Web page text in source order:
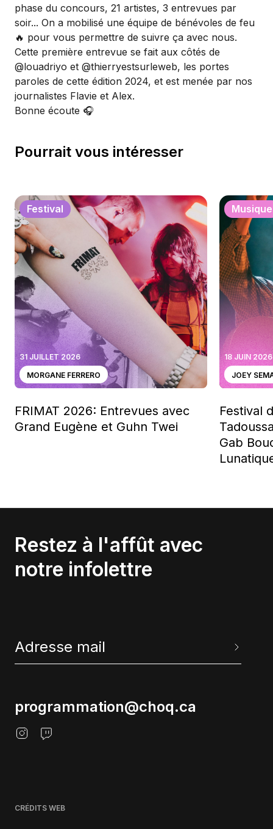
phase du concours, 21 artistes, 3 entrevues par
soir... On a mobilisé une équipe de bénévoles de feu
🔥 pour vous permettre de suivre ça avec nous.
Cette première entrevue se fait aux côtés de
@louadriyo et @thierryestsurleweb, les portes
paroles de cette édition 2024, et est menée par nos
journalistes Flavie et Alex.
Bonne écoute 🎧
Pourrait vous intéresser
Festival
31 JUILLET 2026
MORGANE FERRERO
FRIMAT 2026: Entrevues avec
Grand Eugène et Guhn Twei
Musique
18 JUIN 2026
JOEY
Festival
Gab
Restez à l'affût avec
notre infolettre
programmation@choq.ca
CRÉDITS WEB